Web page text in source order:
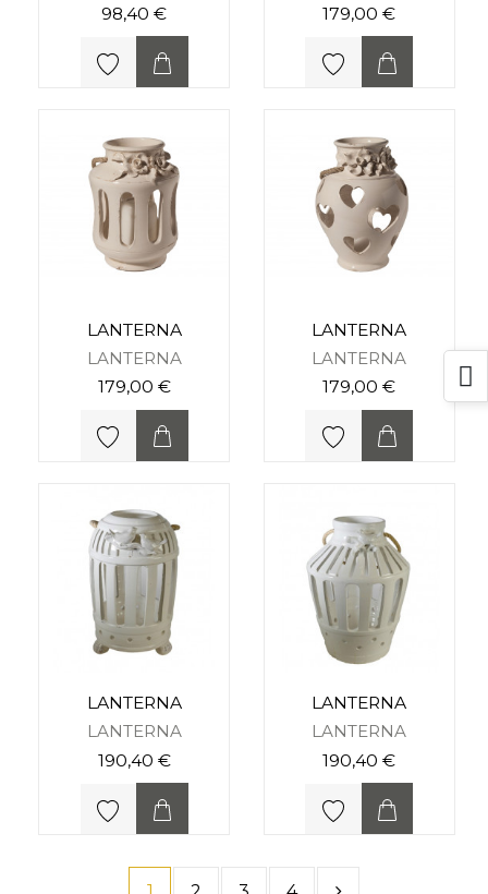
98,40 €
179,00 €
LANTERNA
LANTERNA
179,00 €
LANTERNA
LANTERNA
179,00 €
LANTERNA
LANTERNA
190,40 €
LANTERNA
LANTERNA
190,40 €